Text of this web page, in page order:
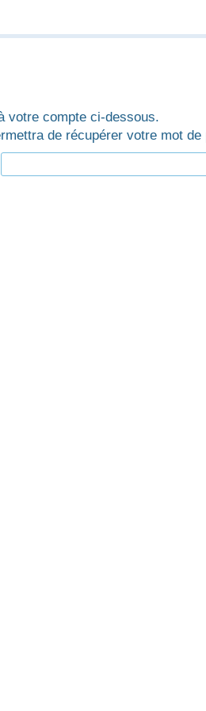
votre compte ci-dessous.
de récupérer votre mot de